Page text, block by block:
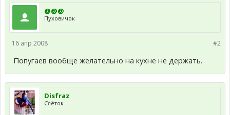
@@@
Пуховичок
#2
16 апр 2008
Попугаев вообще желательно на кухне не держать.
Disfraz
Слёток